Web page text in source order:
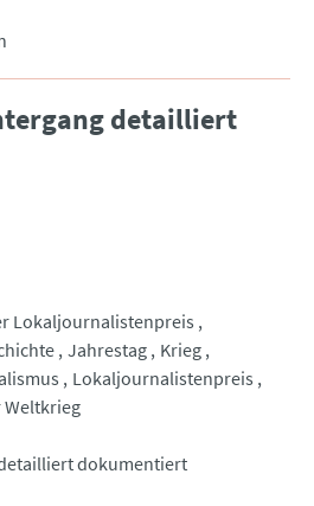
detailliert
Lokaljournalistenpreis
Jahrestag Krieg
Lokaljournalistenpreis
dokumentiert